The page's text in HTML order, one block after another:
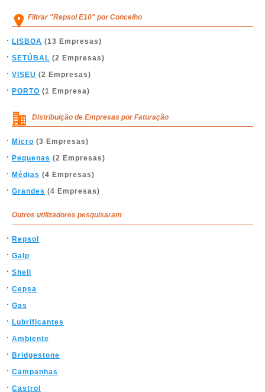
Filtrar "Repsol E10" por Concelho
LISBOA (13 Empresas)
SETÚBAL (2 Empresas)
VISEU (2 Empresas)
PORTO (1 Empresa)
Distribuição de Empresas por Faturação
Micro (3 Empresas)
Pequenas (2 Empresas)
Médias (4 Empresas)
Grandes (4 Empresas)
Outros utilizadores pesquisaram
Repsol
Galp
Shell
Cepsa
Gas
Lubrificantes
Ambiente
Bridgestone
Campanhas
Castrol